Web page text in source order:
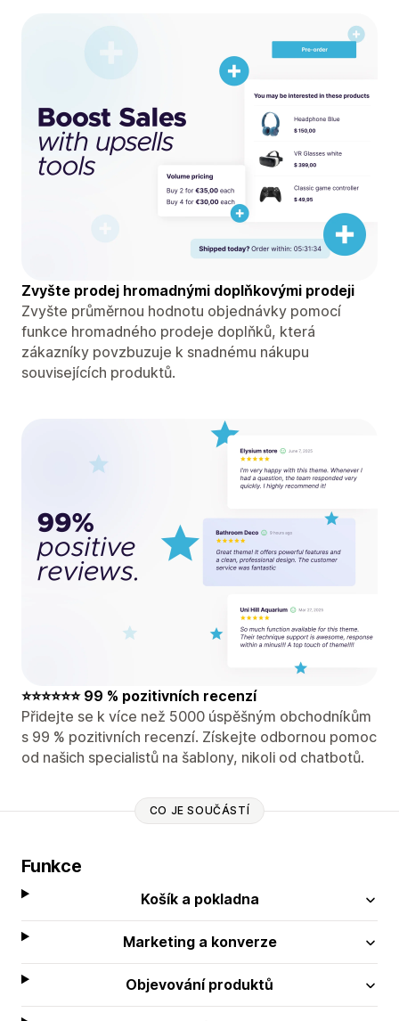
Zvyšte prodej hromadnými doplňkovými prodeji
Zvyšte průměrnou hodnotu objednávky pomocí
funkce hromadného prodeje doplňků, která
zákazníky povzbuzuje k snadnému nákupu
souvisejících produktů.
⭐⭐⭐⭐⭐⭐ 99 % pozitivních recenzí
Přidejte se k více než 5000 úspěšným obchodníkům
s 99 % pozitivních recenzí. Získejte odbornou pomoc
od našich specialistů na šablony, nikoli od chatbotů.
CO JE SOUČÁSTÍ
Funkce
Košík a pokladna
Marketing a konverze
Objevování produktů